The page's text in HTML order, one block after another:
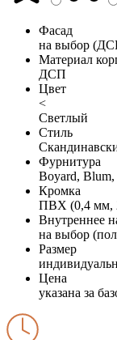
Фасад
на выбор
Материал
ДСП
Цвет
<
Светлый
Стиль
Фурнитура
Boyard, Blum,
Кромка
ПВХ (0,4 мм,
Внутреннее
на выбор
Размер
Цена
указана за